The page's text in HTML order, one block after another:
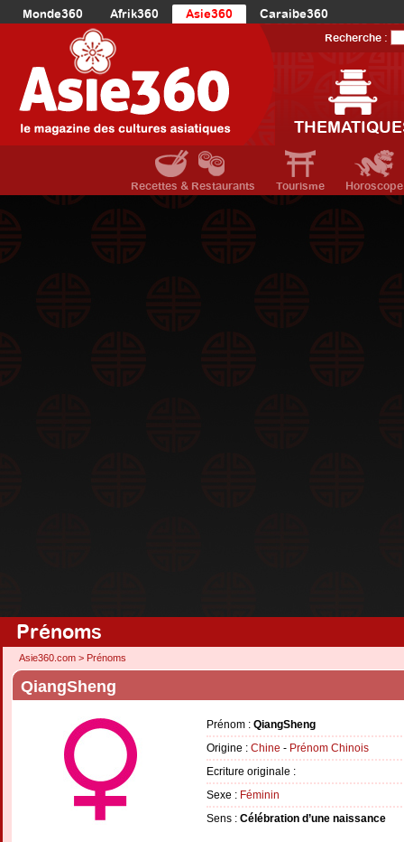
Monde360 Afrik360 Asie360
Caraibe360
Europe360
AmériqueDuNord360
Océanie360
Recherche :
Recettes & Restaurants Tourisme Horoscope
Prénoms
Asie360.com > Prénoms
QiangSheng
Prénom : QiangSheng
Origine : Chine - Prénom Chinois
Ecriture originale :
Sexe : Féminin
Sens : Célébration d’une naissance